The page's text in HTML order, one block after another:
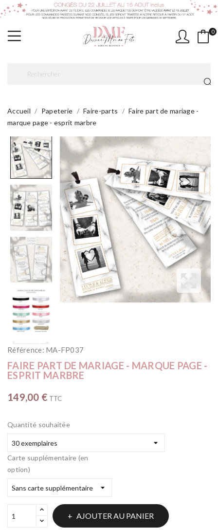
0
Accueil Papeterie Faire-parts
Faire part de mariage -
marque page - esprit marbre
Référence: MA-FP037
FAIRE PART DE MARIAGE - MARQUE PAGE -
ESPRIT MARBRE
149,00 € TTC
Quantité souhaitée
Carte supplémentaire (en
option)
AJOUTER AU PANIER